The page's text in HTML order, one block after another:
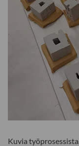
Kuvia